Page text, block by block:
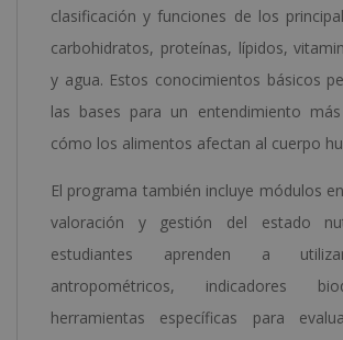
clasificación y funciones de los
carbohidratos, proteínas, lípidos,
y agua. Estos conocimientos básicos
las bases para un entendimiento
cómo los alimentos afectan al cuerpo
El programa también incluye módulos
valoración y gestión del estado
estudiantes aprenden a
antropométricos, indicadores
herramientas específicas para